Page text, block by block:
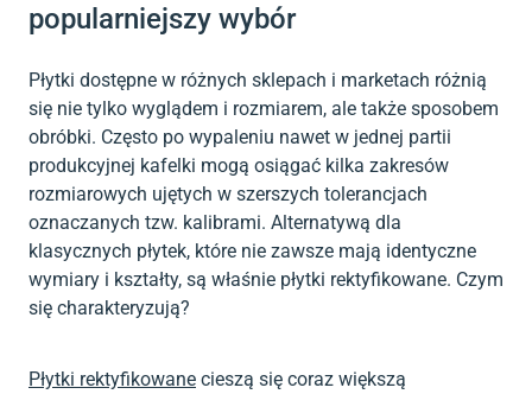
popularniejszy wybór
Płytki dostępne w różnych sklepach i marketach różnią
się nie tylko wyglądem i rozmiarem, ale także sposobem
obróbki. Często po wypaleniu nawet w jednej partii
produkcyjnej kafelki mogą osiągać kilka zakresów
rozmiarowych ujętych w szerszych tolerancjach
oznaczanych tzw. kalibrami. Alternatywą dla
klasycznych płytek, które nie zawsze mają identyczne
wymiary i kształty, są właśnie płytki rektyfikowane. Czym
się charakteryzują?
Płytki rektyfikowane cieszą się coraz większą